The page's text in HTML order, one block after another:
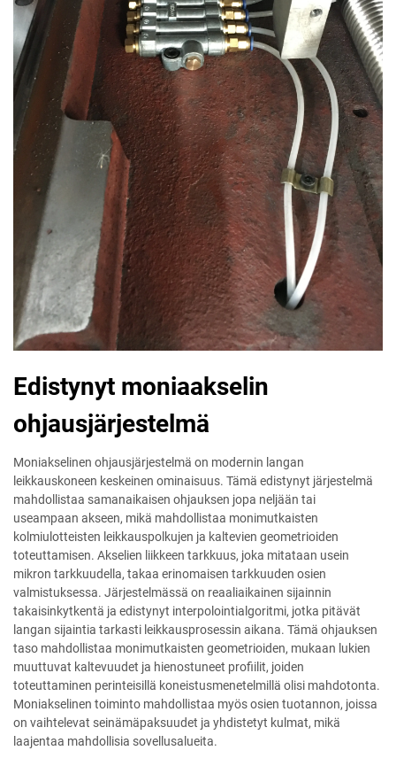
Edistynyt moniaakselin
ohjausjärjestelmä
Moniakselinen ohjausjärjestelmä on modernin langan
leikkauskoneen keskeinen ominaisuus. Tämä edistynyt järjestelmä
mahdollistaa samanaikaisen ohjauksen jopa neljään tai
useampaan akseen, mikä mahdollistaa monimutkaisten
kolmiulotteisten leikkauspolkujen ja kaltevien geometrioiden
toteuttamisen. Akselien liikkeen tarkkuus, joka mitataan usein
mikron tarkkuudella, takaa erinomaisen tarkkuuden osien
valmistuksessa. Järjestelmässä on reaaliaikainen sijainnin
takaisinkytkentä ja edistynyt interpolointialgoritmi, jotka pitävät
langan sijaintia tarkasti leikkausprosessin aikana. Tämä ohjauksen
taso mahdollistaa monimutkaisten geometrioiden, mukaan lukien
muuttuvat kaltevuudet ja hienostuneet profiilit, joiden
toteuttaminen perinteisillä koneistusmenetelmillä olisi mahdotonta.
Moniakselinen toiminto mahdollistaa myös osien tuotannon, joissa
on vaihtelevat seinämäpaksuudet ja yhdistetyt kulmat, mikä
laajentaa mahdollisia sovellusalueita.